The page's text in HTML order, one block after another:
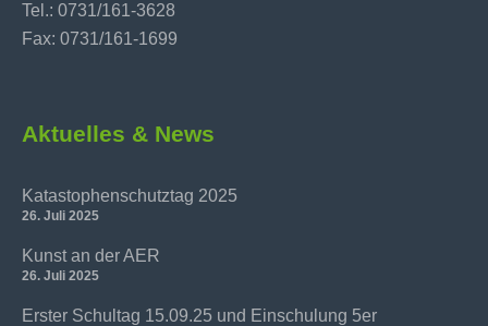
Tel.: 0731/161-3628
Fax: 0731/161-1699
Aktuelles & News
Katastophenschutztag 2025
26. Juli 2025
Kunst an der AER
26. Juli 2025
Erster Schultag 15.09.25 und Einschulung 5er